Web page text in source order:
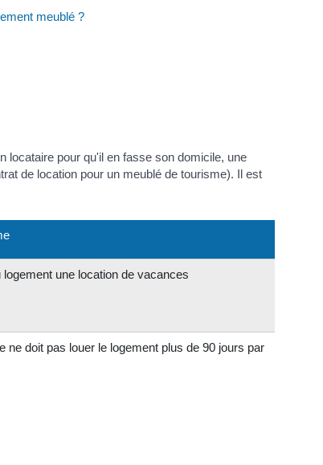
meublé ?
locataire pour qu'il en fasse son domicile, une
de location pour un meublé de tourisme). Il est
logement une location de vacances
ne doit pas louer le logement plus de 90 jours par